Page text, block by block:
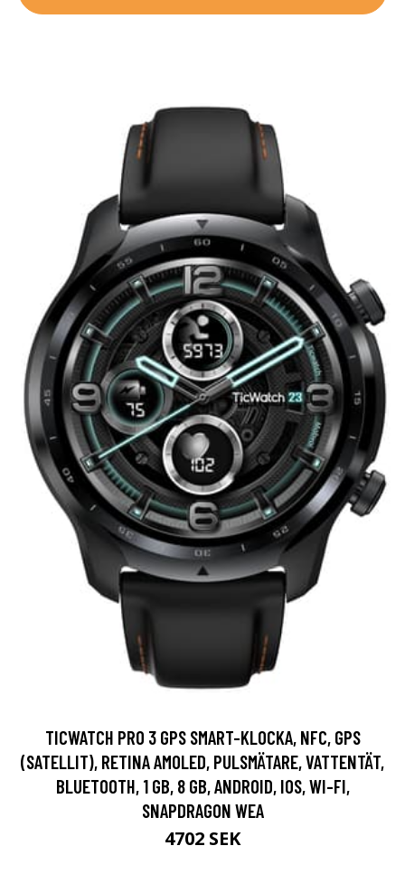
TICWATCH PRO 3 GPS SMART-KLOCKA, NFC, GPS
(SATELLIT), RETINA AMOLED, PULSMÄTARE, VATTENTÄT,
BLUETOOTH, 1 GB, 8 GB, ANDROID, IOS, WI-FI,
SNAPDRAGON WEA
4702 SEK